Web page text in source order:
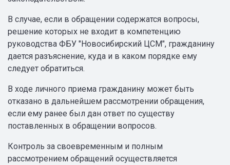
В случае, если в обращении содержатся вопросы,
решение которых не входит в компетенцию
руководства ФБУ "Новосибирский ЦСМ", гражданину
дается разъяснение, куда и в каком порядке ему
следует обратиться.
В ходе личного приема гражданину может быть
отказано в дальнейшем рассмотрении обращения,
если ему ранее был дан ответ по существу
поставленных в обращении вопросов.
Контроль за своевременным и полным
рассмотрением обращений осуществляется